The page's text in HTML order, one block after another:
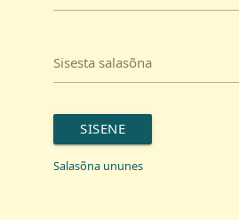
Sisesta salasõna
SISENE
Salasõna ununes